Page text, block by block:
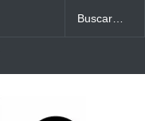
Uberlândia